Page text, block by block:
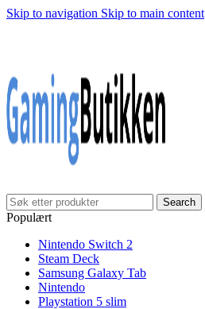
Skip to navigation Skip to main content
Search
Populært
Nintendo Switch 2
Steam Deck
Samsung Galaxy Tab
Nintendo
Playstation 5 slim